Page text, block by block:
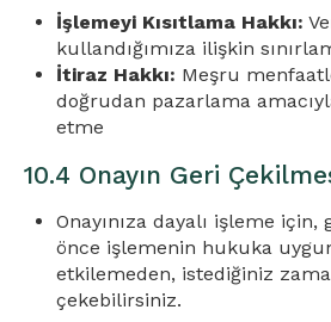
İşlemeyi Kısıtlama Hakkı:
kullandığımıza ilişkin
İtiraz Hakkı: Meşru
doğrudan pazarlama
etme
10.4 Onayın Geri
Onayınıza dayalı işleme
önce işlemenin hukuka
etkilemeden, istediğiniz
çekebilirsiniz.